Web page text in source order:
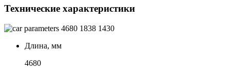
Технические характеристики
4680 1838 1430
Длина, мм
4680